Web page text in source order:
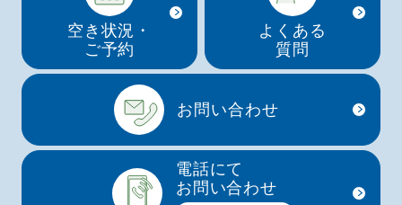
空き状況・
ご予約
お問い合わせ
よくある
質問
電話にて
お問い合わせ